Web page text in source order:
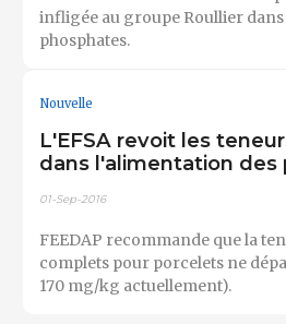
infligée au groupe Roullier dans
phosphates.
Nouvelle
L'EFSA revoit les
dans l'alimentation des
01-Sep-2016
FEEDAP recommande que la
complets pour porcelets ne
170 mg/kg actuellement).